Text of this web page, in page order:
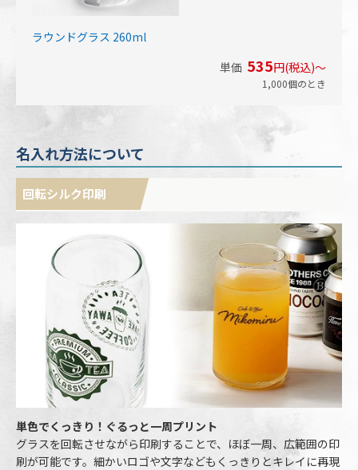
ラウンドグラス 260ml
単価 535円(税込)～
1,000個のとき
名入れ方法について
回転シルク印刷
単色でくっきり！ぐるっと一周プリント
グラスを回転させながら印刷することで、ほぼ一周、広範囲の印
刷が可能です。細かいロゴや文字などもくっきりとキレイに再現